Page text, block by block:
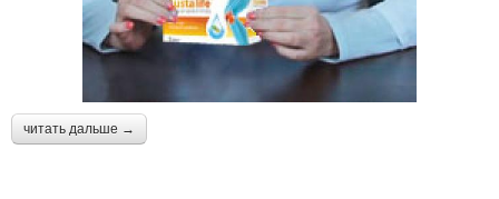
читать дальше →